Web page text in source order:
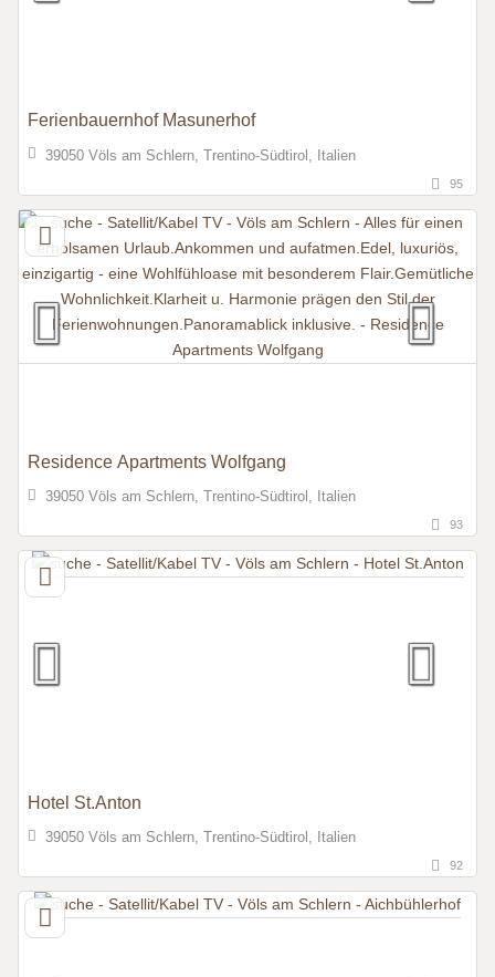
Ferienbauernhof Masunerhof
39050 Völs am Schlern, Trentino-Südtirol, Italien
95
Residence Apartments Wolfgang
39050 Völs am Schlern, Trentino-Südtirol, Italien
93
Hotel St.Anton
39050 Völs am Schlern, Trentino-Südtirol, Italien
92